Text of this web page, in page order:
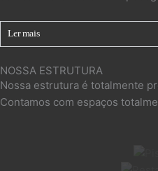
Ler mais
NOSSA ESTRUTURA
Nossa estrutura é totalmente
Contamos com espaços